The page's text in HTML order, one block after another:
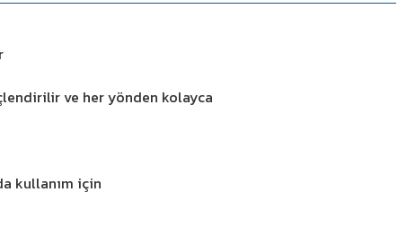
ve her yönden kolayca
kullanım için